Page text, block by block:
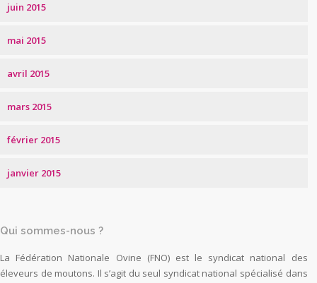
juin 2015
mai 2015
avril 2015
mars 2015
février 2015
janvier 2015
Qui sommes-nous ?
La Fédération Nationale Ovine (FNO) est le syndicat national des
éleveurs de moutons. Il s’agit du seul syndicat national spécialisé dans